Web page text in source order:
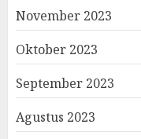
November 2023
Oktober 2023
September 2023
Agustus 2023